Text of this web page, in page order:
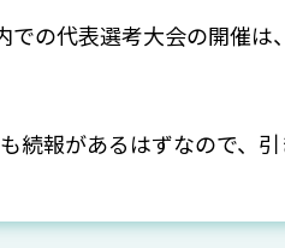
の代表選考大会の開催は
続報があるはずなので、